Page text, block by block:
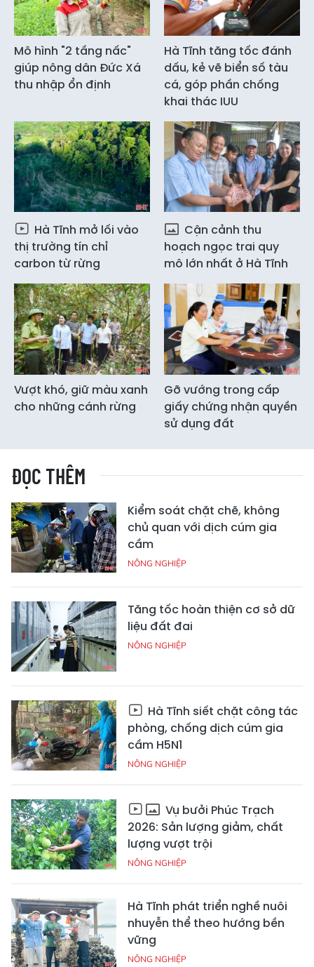
Mô hình "2 tầng nấc"
giúp nông dân Đức Xá
thu nhập ổn định
Hà Tĩnh tăng tốc đánh
dấu, kẻ vẽ biển số tàu
cá, góp phần chống
khai thác IUU
Hà Tĩnh mở lối vào
thị trường tín chỉ
carbon từ rừng
Cận cảnh thu
hoạch ngọc trai quy
mô lớn nhất ở Hà Tĩnh
Vượt khó, giữ màu xanh
cho những cánh rừng
Gỡ vướng trong cấp
giấy chứng nhận quyền
sử dụng đất
ĐỌC THÊM
Kiểm soát chặt chẽ, không
chủ quan với dịch cúm gia
cầm
NÔNG NGHIỆP
Tăng tốc hoàn thiện cơ sở dữ
liệu đất đai
NÔNG NGHIỆP
Hà Tĩnh siết chặt công tác
phòng, chống dịch cúm gia
cầm H5N1
NÔNG NGHIỆP
Vụ bưởi Phúc Trạch
2026: Sản lượng giảm, chất
lượng vượt trội
NÔNG NGHIỆP
Hà Tĩnh phát triển nghề nuôi
nhuyễn thể theo hướng bền
vững
NÔNG NGHIỆP